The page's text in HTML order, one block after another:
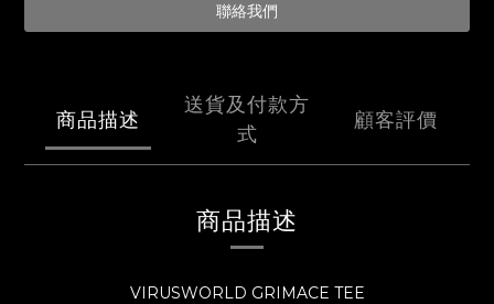
聯絡我們
商品描述
送貨及付款方
式
顧客評價
商品描述
VIRUSWORLD GRIMACE TEE